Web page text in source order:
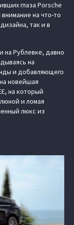
глаза Porsche
на что-то
так и в
на Рублевке, давно
на
и добавляющего
новейшая
на который
и ломая
люкс из